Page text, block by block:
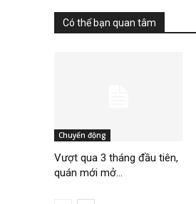
Có thể bạn quan tâm
Chuyển động
Vượt qua 3 tháng đầu tiên,
quán mới mở...